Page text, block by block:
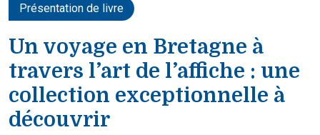
Présentation de livre
Un voyage en Bretagne à
travers l’art de l’affiche : une
collection exceptionnelle à
découvrir